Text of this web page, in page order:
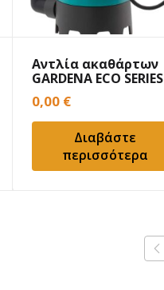
Αντλία ακαθάρτων
GARDENA ECO SERIES
8800
0,00 €
Διαβάστε
περισσότερα